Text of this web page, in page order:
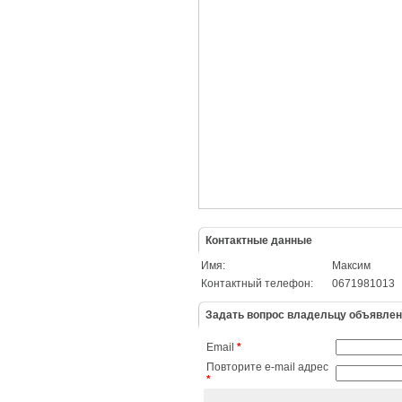
Контактные данные
Имя:
Максим
Контактный телефон:
0671981013
Задать вопрос владельцу
Email *
Повторите e-mail адрес
*